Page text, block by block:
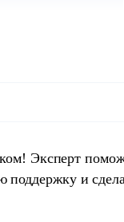
Эксперт
поддержку и